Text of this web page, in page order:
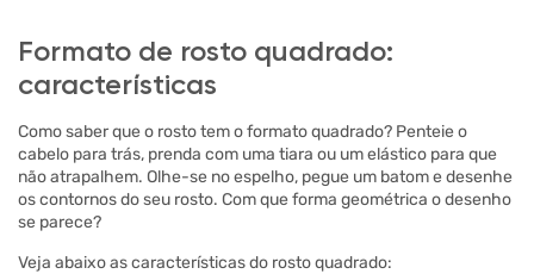
Formato de rosto quadrado:
características
Como saber que o rosto tem o formato quadrado? Penteie o
cabelo para trás, prenda com uma tiara ou um elástico para que
não atrapalhem. Olhe-se no espelho, pegue um batom e desenhe
os contornos do seu rosto. Com que forma geométrica o desenho
se parece?
Veja abaixo as características do rosto quadrado: